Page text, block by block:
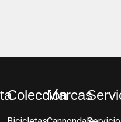
ColecciónMarcas